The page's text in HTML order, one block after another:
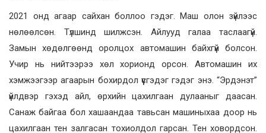
2021 онд агаар сайхан боллоо гэдэг. Маш олон зүйлээс
нөлөөлсөн. Түлшинд шилжсэн. Айлууд галаа таслаагүй.
Замын хөдөлгөөнд оролцох автомашин байхгүй болсон.
Учир нь нийтээрээ хөл хорионд орсон. Автомашин их
хэмжээгээр агаарын бохирдол үүсгэдэг гэдэг энэ. “Эрдэнэт”
үйлдвэр гэхэд айл, өрхийн цахилгаан дулааныг даасан.
Санаж байгаа бол хашаандаа тавьсан машиныхаа доор нь
цахилгаан тен залгасан тохиолдол гарсан. Тен ховордсон.